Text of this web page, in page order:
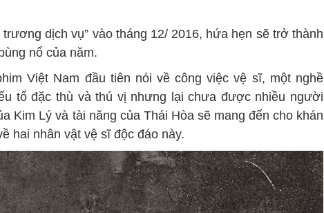
trương dịch vụ” vào tháng 12/ 2016, hứa hẹn sẽ trở thành
nổ của năm.
Việt Nam đầu tiên nói về công việc vệ sĩ, một nghề
tố đặc thù và thú vị nhưng lại chưa được nhiều người
Kim Lý và tài năng của Thái Hòa sẽ mang đến cho khán
hai nhân vật vệ sĩ độc đáo này.